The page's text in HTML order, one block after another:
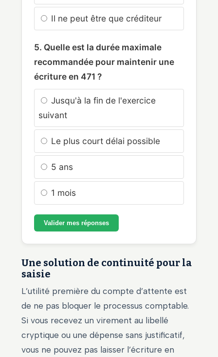
Il ne peut être que créditeur
5. Quelle est la durée maximale
recommandée pour maintenir une
écriture en 471 ?
Jusqu'à la fin de l'exercice
suivant
Le plus court délai possible
5 ans
1 mois
Valider mes réponses
Une solution de continuité pour la
saisie
L’utilité première du compte d’attente est
de ne pas bloquer le processus comptable.
Si vous recevez un virement au libellé
cryptique ou une dépense sans justificatif,
vous ne pouvez pas laisser l’écriture en